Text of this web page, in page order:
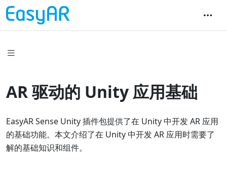
AR 驱动的 Unity 应用基础
EasyAR Sense Unity 插件包提供了在 Unity 中开发 AR 应用
的基础功能。本文介绍了在 Unity 中开发 AR 应用时需要了
解的基础知识和组件。